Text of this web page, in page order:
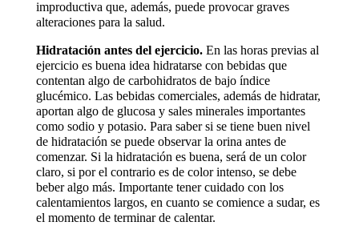
improductiva que, además, puede provocar graves
alteraciones para la salud.
Hidratación antes del ejercicio.En las horas previas al
ejercicio es buena idea hidratarse con bebidas que
contentan algo de carbohidratos de bajo índice
glucémico. Las bebidas comerciales, además de hidratar,
aportan algo de glucosa y sales minerales importantes
como sodio y potasio. Para saber si se tiene buen nivel
de hidratación se puede observar la orina antes de
comenzar. Si la hidratación es buena, será de un color
claro, si por el contrario es de color intenso, se debe
beber algo más. Importante tener cuidado con los
calentamientos largos, en cuanto se comience a sudar, es
el momento de terminar de calentar.